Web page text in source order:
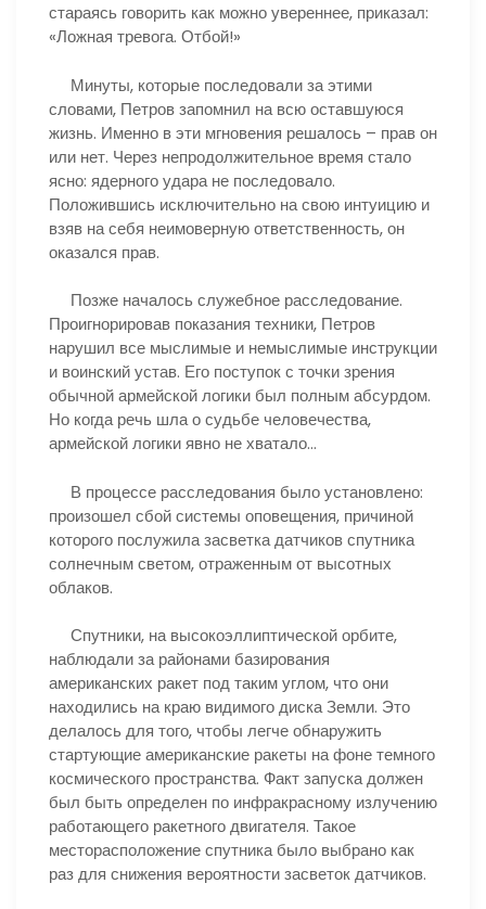
стараясь говорить как можно увереннее, приказал:
«Ложная тревога. Отбой!»
Минуты, которые последовали за этими
словами, Петров запомнил на всю оставшуюся
жизнь. Именно в эти мгновения решалось – прав он
или нет. Через непродолжительное время стало
ясно: ядерного удара не последовало.
Положившись исключительно на свою интуицию и
взяв на себя неимоверную ответственность, он
оказался прав.
Позже началось служебное расследование.
Проигнорировав показания техники, Петров
нарушил все мыслимые и немыслимые инструкции
и воинский устав. Его поступок с точки зрения
обычной армейской логики был полным абсурдом.
Но когда речь шла о судьбе человечества,
армейской логики явно не хватало…
В процессе расследования было установлено:
произошел сбой системы оповещения, причиной
которого послужила засветка датчиков спутника
солнечным светом, отраженным от высотных
облаков.
Спутники, на высокоэллиптической орбите,
наблюдали за районами базирования
американских ракет под таким углом, что они
находились на краю видимого диска Земли. Это
делалось для того, чтобы легче обнаружить
стартующие американские ракеты на фоне темного
космического пространства. Факт запуска должен
был быть определен по инфракрасному излучению
работающего ракетного двигателя. Такое
месторасположение спутника было выбрано как
раз для снижения вероятности засветок датчиков.